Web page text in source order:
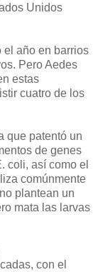
Unidos
el año en barrios
. PeroAedes
estas
cuatro de los
que patentó un
de genes
coli, así como el
comúnmente
no plantean un
mata las larvas
, con el